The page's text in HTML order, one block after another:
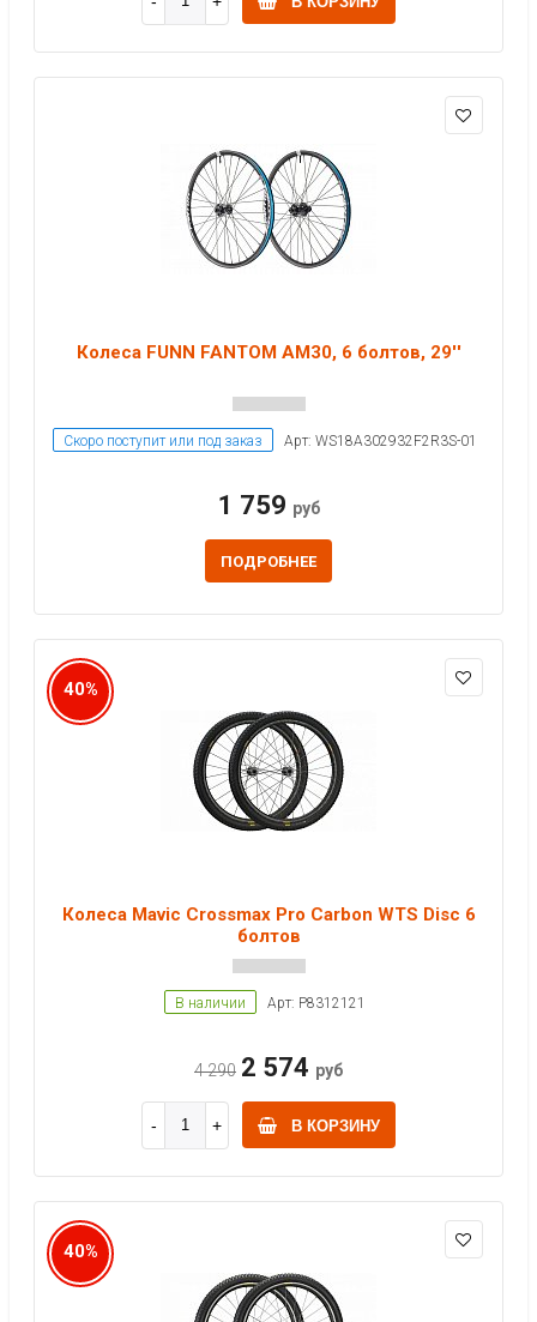
Колеса FUNN FANTOM AM30, 6 болтов, 29''
Скоро поступит или под заказ Арт: WS18A302932F2R3S-01
1 759 руб
ПОДРОБНЕЕ
40%
Колеса Mavic Crossmax Pro Carbon WTS Disc 6
болтов
В наличии Арт: P8312121
4 290 2 574 руб
В КОРЗИНУ
40%